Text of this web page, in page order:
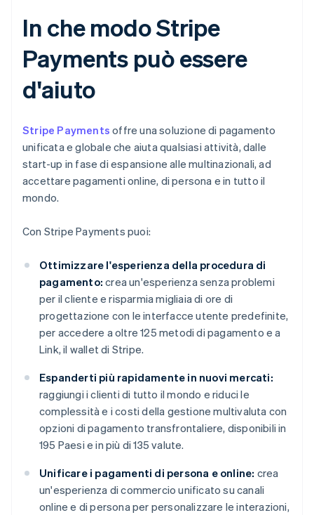
In che modo Stripe
Payments può essere
d'aiuto
Stripe Payments offre una soluzione di pagamento
unificata e globale che aiuta qualsiasi attività, dalle
start-up in fase di espansione alle multinazionali, ad
accettare pagamenti online, di persona e in tutto il
mondo.
Con Stripe Payments puoi:
Ottimizzare l'esperienza della procedura di
pagamento: crea un'esperienza senza problemi
per il cliente e risparmia migliaia di ore di
progettazione con le interfacce utente predefinite,
per accedere a oltre 125 metodi di pagamento e a
Link, il wallet di Stripe.
Espanderti più rapidamente in nuovi mercati:
raggiungi i clienti di tutto il mondo e riduci le
complessità e i costi della gestione multivaluta con
opzioni di pagamento transfrontaliere, disponibili in
195 Paesi e in più di 135 valute.
Unificare i pagamenti di persona e online: crea
un'esperienza di commercio unificato su canali
online e di persona per personalizzare le interazioni,